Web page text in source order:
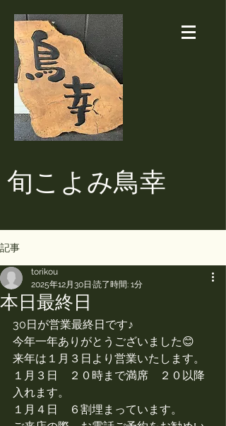
​旬こよみ鳥幸
記事
本日最終日
torikou
2025年12月30日 読了時間: 1分
30日が営業最終日です♪
今年一年ありがとうございました😊
来年は１月３日より営業いたします。
１月３日　２０時まで満席　２０以降
入れます。
１月４日　６割埋まっています。